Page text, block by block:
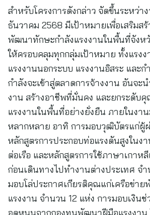
สำหรับโครงการดังกล่าว จัดขึ้นระหว่า
ธันวาคม 2568 มีเป้าหมายเพื่อเสริมสร้
พัฒนาทักษะกำลังแรงงานในพื้นที่จังห
ให้ครอบคลุมทุกกลุ่มเป้าหมาย ทั้งแรงง
แรงงานนอกระบบ แรงงานอิสระ และก
กำลังจะเข้าสู่ตลาดการจ้างงาน อันจะ
งาน สร้างอาชีพที่มั่นคง และยกระดับ
แรงงานในพื้นที่อย่างยั่งยืน ภายในงา
หลากหลาย อาทิ การมอบวุฒิบัตรแก่ผู้
หลักสูตรการประกอบท่อแรงดันสูงในง
ต่อเรือ และหลักสูตรการใช้ภาษาเกาห
ก่อนเดินทางไปทำงานต่างประเทศ จ
มอบโล่ประกาศเกียรติคุณแก่เครือข่า
แรงงาน จำนวน 12 แห่ง การมอบเงินช่